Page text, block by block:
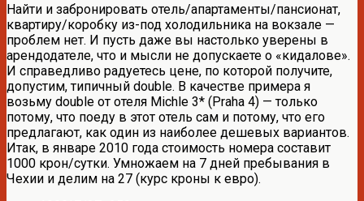
Найти и забронировать отель/апартаменты/пансионат,
квартиру/коробку из-под холодильника на вокзале —
проблем нет. И пусть даже вы настолько уверены в
арендодателе, что и мысли не допускаете о «кидалове».
И справедливо радуетесь цене, по которой получите,
допустим, типичный double. В качестве примера я
возьму double от отеля Michle 3* (Praha 4) — только
потому, что поеду в этот отель сам и потому, что его
предлагают, как один из наиболее дешевых вариантов.
Итак, в январе 2010 года стоимость номера составит
1000 крон/сутки. Умножаем на 7 дней пребывания в
Чехии и делим на 27 (курс кроны к евро).